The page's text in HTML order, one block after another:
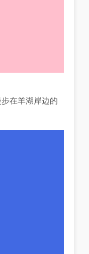
在羊湖岸边的